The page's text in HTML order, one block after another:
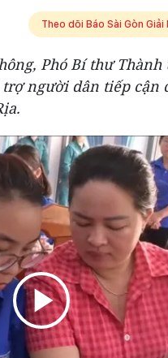
Theo dõi Báo Sài Gòn Giải
Phó Bí thư Thành
trợ người dân tiếp cận